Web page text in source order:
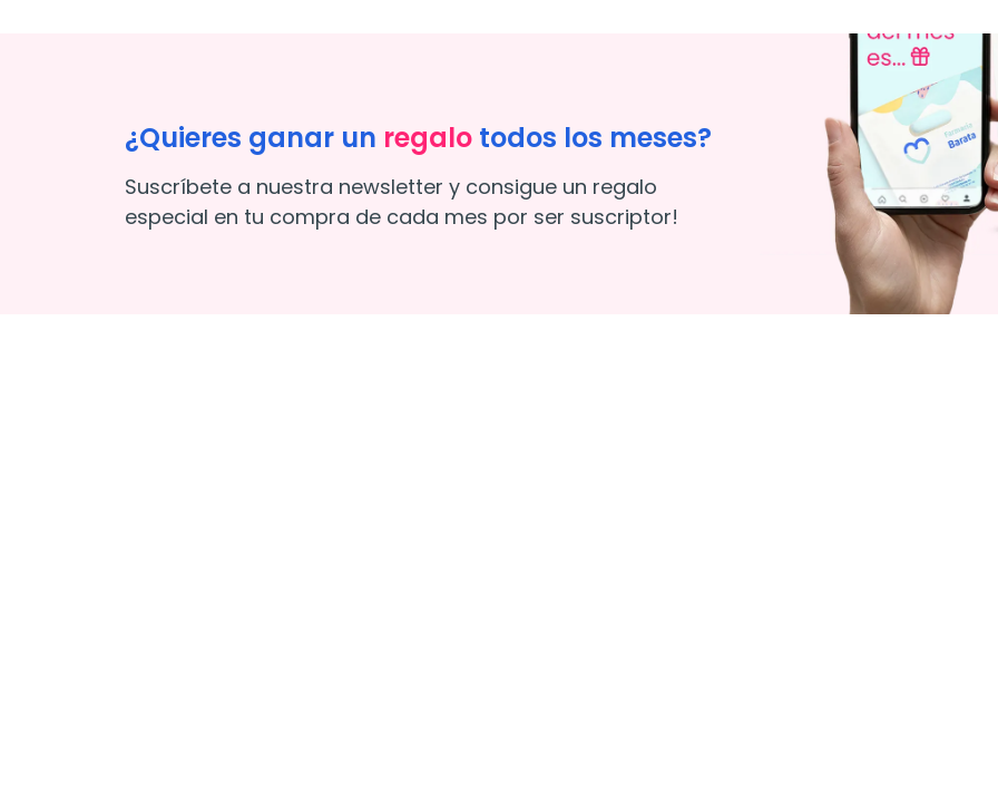
¿Quieres ganar un regalo todos los meses?
Suscríbete a nuestra newsletter y consigue un regalo
especial en tu compra de cada mes por ser suscriptor!